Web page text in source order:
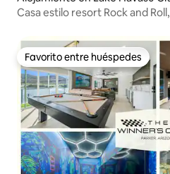
Casa estilo resort Rock and
Favorito entre huéspedes
Favorito entre huéspedes